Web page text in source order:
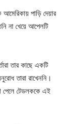
পাড়ি দেয়ার
না খেয়ে আপেলটি
তার কাছে একটি
তারা রাখেননি।
পেলে টেডলককে এই